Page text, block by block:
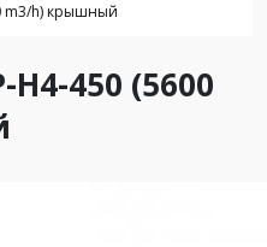
m3/h) крышный
450 (5600